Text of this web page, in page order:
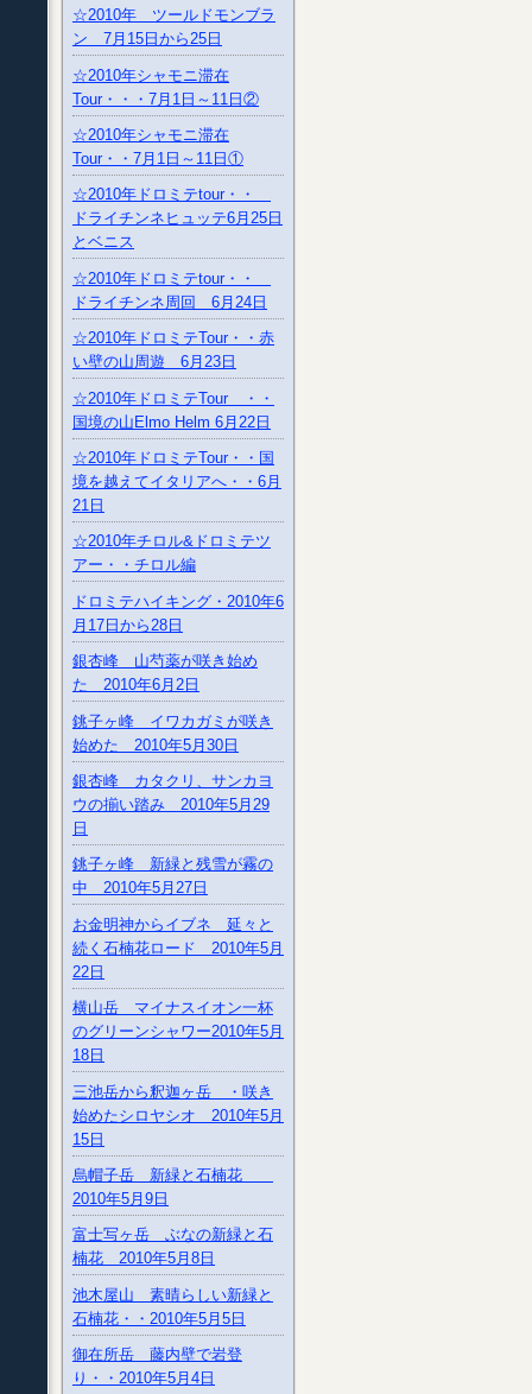
☆2010年 ツールドモンブラ
ン 7月15日から25日
☆2010年シャモニ滞在
Tour・・・7月1日～11日②
☆2010年シャモニ滞在
Tour・・7月1日～11日①
☆2010年ドロミテtour・・
ドライチンネヒュッテ6月25日
とベニス
☆2010年ドロミテtour・・
ドライチンネ周回 6月24日
☆2010年ドロミテTour・・赤
い壁の山周遊 6月23日
☆2010年ドロミテTour ・・
国境の山Elmo Helm 6月22日
☆2010年ドロミテTour・・国
境を越えてイタリアへ・・6月
21日
☆2010年チロル&ドロミテツ
アー・・チロル編
ドロミテハイキング・2010年6
月17日から28日
銀杏峰 山芍薬が咲き始め
た 2010年6月2日
銚子ヶ峰 イワカガミが咲き
始めた 2010年5月30日
銀杏峰 カタクリ、サンカヨ
ウの揃い踏み 2010年5月29
日
銚子ヶ峰 新緑と残雪が霧の
中 2010年5月27日
お金明神からイブネ 延々と
続く石楠花ロード 2010年5月
22日
横山岳 マイナスイオン一杯
のグリーンシャワー2010年5月
18日
三池岳から釈迦ヶ岳 ・咲き
始めたシロヤシオ 2010年5月
15日
烏帽子岳 新緑と石楠花
2010年5月9日
富士写ヶ岳 ぶなの新緑と石
楠花 2010年5月8日
池木屋山 素晴らしい新緑と
石楠花・・2010年5月5日
御在所岳 藤内壁で岩登
り・・2010年5月4日